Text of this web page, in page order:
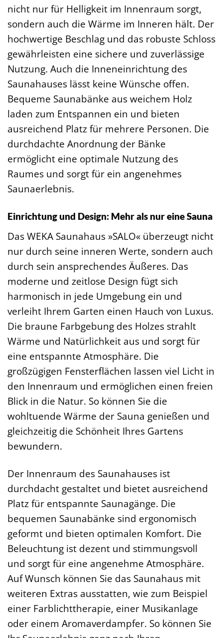
nicht nur für Helligkeit im Innenraum sorgt,
sondern auch die Wärme im Inneren hält. Der
hochwertige Beschlag und das robuste Schloss
gewährleisten eine sichere und zuverlässige
Nutzung. Auch die Inneneinrichtung des
Saunahauses lässt keine Wünsche offen.
Bequeme Saunabänke aus weichem Holz
laden zum Entspannen ein und bieten
ausreichend Platz für mehrere Personen. Die
durchdachte Anordnung der Bänke
ermöglicht eine optimale Nutzung des
Raumes und sorgt für ein angenehmes
Saunaerlebnis.
Einrichtung und Design: Mehr als nur eine Sauna
Das WEKA Saunahaus »SALO« überzeugt nicht
nur durch seine inneren Werte, sondern auch
durch sein ansprechendes Äußeres. Das
moderne und zeitlose Design fügt sich
harmonisch in jede Umgebung ein und
verleiht Ihrem Garten einen Hauch von Luxus.
Die braune Farbgebung des Holzes strahlt
Wärme und Natürlichkeit aus und sorgt für
eine entspannte Atmosphäre. Die
großzügigen Fensterflächen lassen viel Licht in
den Innenraum und ermöglichen einen freien
Blick in die Natur. So können Sie die
wohltuende Wärme der Sauna genießen und
gleichzeitig die Schönheit Ihres Gartens
bewundern.
Der Innenraum des Saunahauses ist
durchdacht gestaltet und bietet ausreichend
Platz für entspannte Saunagänge. Die
bequemen Saunabänke sind ergonomisch
geformt und bieten optimalen Komfort. Die
Beleuchtung ist dezent und stimmungsvoll
und sorgt für eine angenehme Atmosphäre.
Auf Wunsch können Sie das Saunahaus mit
weiteren Extras ausstatten, wie zum Beispiel
einer Farblichttherapie, einer Musikanlage
oder einem Aromaverdampfer. So können Sie